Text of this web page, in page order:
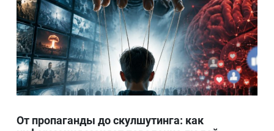
От пропаганды до скулшутинга: как